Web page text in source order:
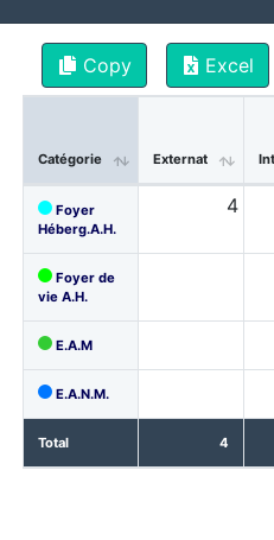
Copy Excel
Catégorie Externat
Foyer
Héberg.A.H.
4
Foyer de
vie A.H.
E.A.M
E.A.N.M.
Total 4